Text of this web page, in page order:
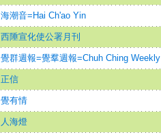
海潮音=Hai Ch'ao Yin
西陲宣化使公署月刊
覺群週報=覺羣週報=Chuh Ching Weekly
正信
覺有情
人海燈